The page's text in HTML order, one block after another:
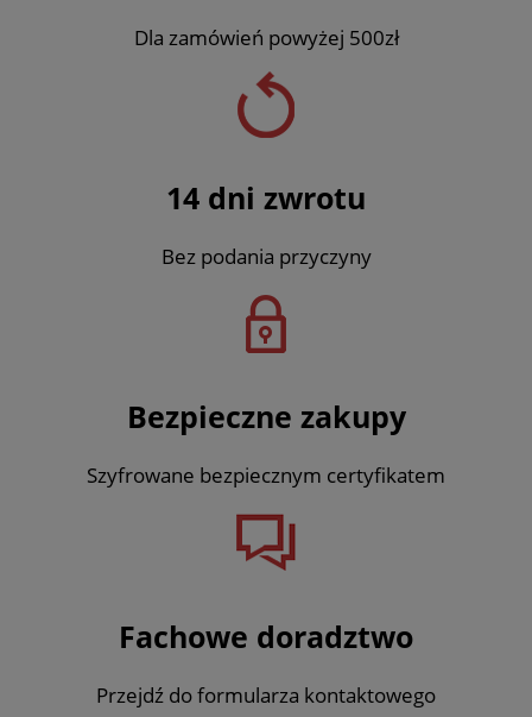
Dla zamówień powyżej 500zł
14 dni zwrotu
Bez podania przyczyny
Bezpieczne zakupy
Szyfrowane bezpiecznym certyfikatem
Fachowe doradztwo
Przejdź do formularza kontaktowego